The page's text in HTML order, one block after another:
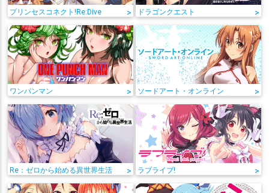
プリンセスコネクト!Re:Dive > ドラゴンクエスト >
ワンパンマン > ソードアート・オンライン >
Re：ゼロから始める異世界生活 > ラブライブ! >